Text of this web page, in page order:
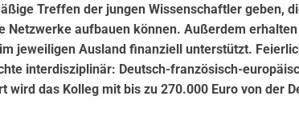
Treffen der jungen Wissenschaftler geben,
Netzwerke aufbauen können. Außerdem
jeweiligen Ausland finanziell unterstützt.
interdisziplinär: Deutsch-französisch-
wird das Kolleg mit bis zu 270.000 Euro von der